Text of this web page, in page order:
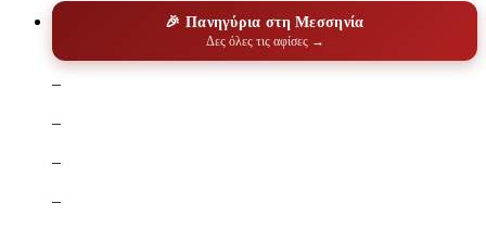
🎉 Πανηγύρια στη Μεσσηνία
Δες όλες τις αφίσες →
–
–
–
–